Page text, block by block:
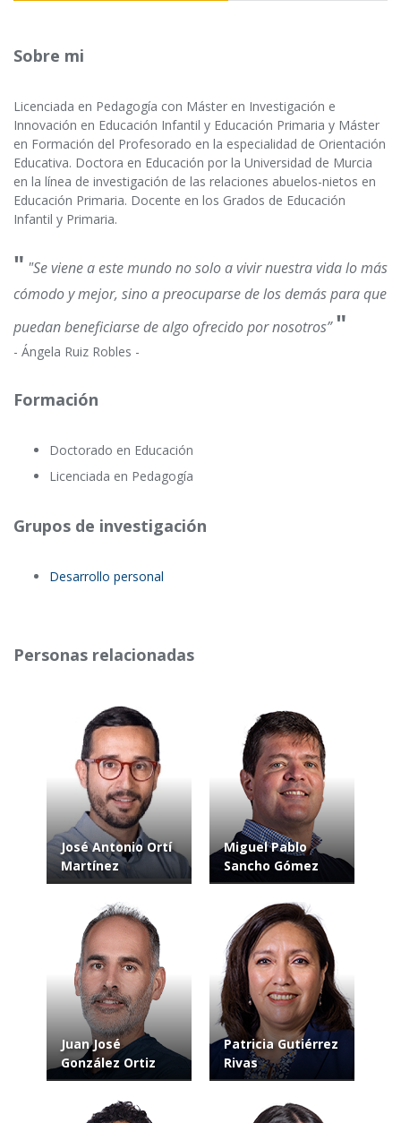
Sobre mi
Licenciada en Pedagogía con Máster en Investigación e
Innovación en Educación Infantil y Educación Primaria y Máster
en Formación del Profesorado en la especialidad de Orientación
Educativa. Doctora en Educación por la Universidad de Murcia
en la línea de investigación de las relaciones abuelos-nietos en
Educación Primaria. Docente en los Grados de Educación
Infantil y Primaria.
" "Se viene a este mundo no solo a vivir nuestra vida lo más
cómodo y mejor, sino a preocuparse de los demás para que
puedan beneficiarse de algo ofrecido por nosotros” "
- Ángela Ruiz Robles -
Formación
Doctorado en Educación
Licenciada en Pedagogía
Grupos de investigación
Desarrollo personal
Personas relacionadas
José Antonio Ortí
Martínez
Miguel Pablo
Sancho Gómez
Juan José
González Ortiz
Patricia Gutiérrez
Rivas